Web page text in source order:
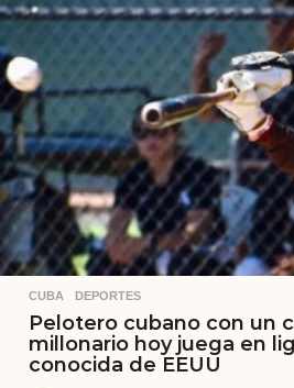
CUBA ,DEPORTES
Pelotero cubano con un
millonario hoy juega en
conocida de EEUU